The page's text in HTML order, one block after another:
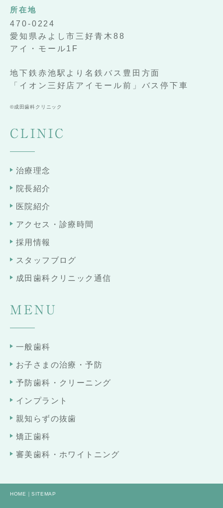
所在地
470-0224
愛知県みよし市三好青木88
アイ・モール1F
地下鉄赤池駅より名鉄バス豊田方面
「イオン三好店アイモール前」バス停下車
©成田歯科クリニック
CLINIC
治療理念
院長紹介
医院紹介
アクセス・診療時間
採用情報
スタッフブログ
成田歯科クリニック通信
MENU
一般歯科
お子さまの治療・予防
予防歯科・クリーニング
インプラント
親知らずの抜歯
矯正歯科
審美歯科・ホワイトニング
HOME SITEMAP